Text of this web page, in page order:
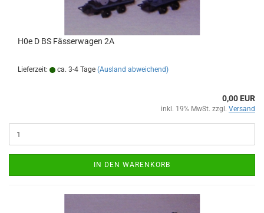
H0e D BS Fässerwagen 2A
Lieferzeit: ca. 3-4 Tage (Ausland abweichend)
0,00 EUR
inkl. 19% MwSt. zzgl. Versand
IN DEN WARENKORB